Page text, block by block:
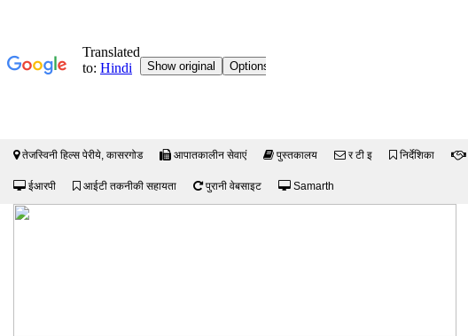
तेजस्विनी हिल्स पेरीये, कासरगोड आपातकालीन सेवाएं पुस्तकालय र टी इ निर्देशिका
ईआरपी आईटी तकनीकी सहायता पुरानी वेबसाइट Samarth